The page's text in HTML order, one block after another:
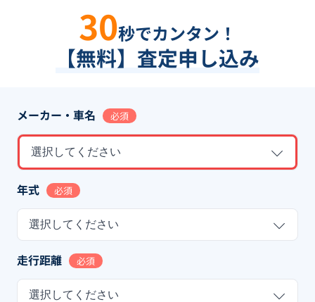
30秒でカンタン！
【無料】査定申し込み
メーカー・車名 必須
選択してください
年式 必須
選択してください
走行距離 必須
選択してください